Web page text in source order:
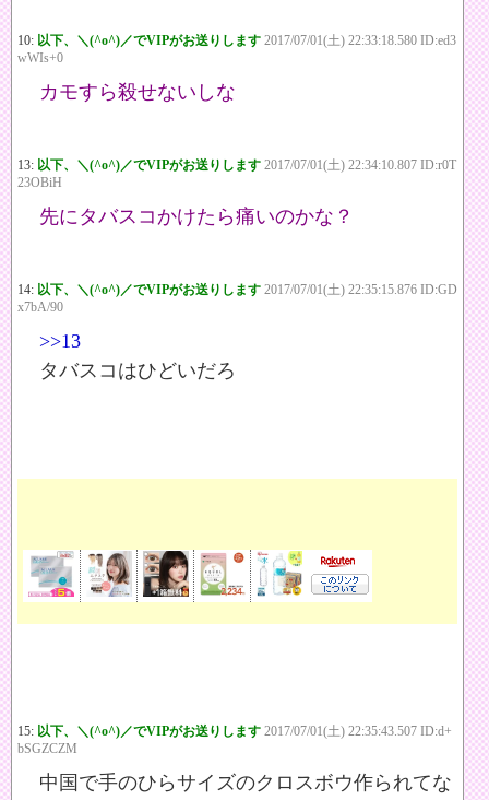
10: 以下、＼(^o^)／でVIPがお送りします 2017/07/01(土) 22:33:18.580 ID:ed3
wWIs+0
カモすら殺せないしな
13: 以下、＼(^o^)／でVIPがお送りします 2017/07/01(土) 22:34:10.807 ID:r0T
23OBiH
先にタバスコかけたら痛いのかな？
14: 以下、＼(^o^)／でVIPがお送りします 2017/07/01(土) 22:35:15.876 ID:GD
x7bA/90
>>13
タバスコはひどいだろ
15: 以下、＼(^o^)／でVIPがお送りします 2017/07/01(土) 22:35:43.507 ID:d+
bSGZCZM
中国で手のひらサイズのクロスボウ作られてな